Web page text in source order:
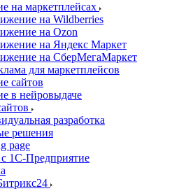
на маркетплейсах
на Wildberries
на Ozon
на Яндекс Маркет
на СберМегаМаркет
для маркетплейсов
сайтов
в нейровыдаче
разработка
решения
page
1С-Предприятие